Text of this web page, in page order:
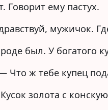
Говорит ему пастух.
мужичок.
был. У богатого
Что ж тебе купец
золота с